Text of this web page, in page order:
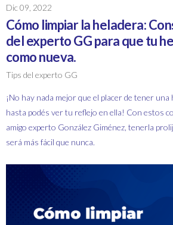
Dic 09, 2022
Cómo limpiar la heladera:
del experto GG para que tu
como nueva.
Tips del experto GG
¡No hay nada mejor que el placer de tener una
hasta podés ver tu reflejo en ella! Con estos
amigo experto González Giménez, tenerla
será más fácil que nunca.